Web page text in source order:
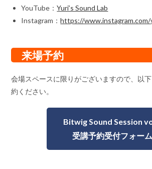
YouTube：Yuri’s Sound Lab
Instagram：https://
来場予約
会場スペースに限りがございますので、以
約ください。
Bitwig Sound Session
受講予約受付フォーム